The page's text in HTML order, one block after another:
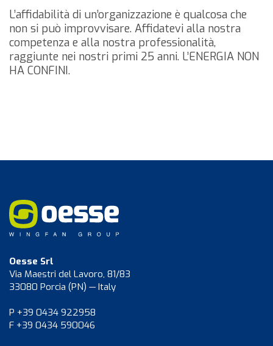
L’affidabilità di un’organizzazione è qualcosa che
non si può improvvisare. Affidatevi alla nostra
competenza e alla nostra professionalità,
raggiunte nei nostri primi 25 anni. L’ENERGIA NON
HA CONFINI.
Oesse Srl
Via Maestri del Lavoro, 81/83
33080 Porcia (PN) — Italy
P +39 0434 922958
F +39 0434 590046